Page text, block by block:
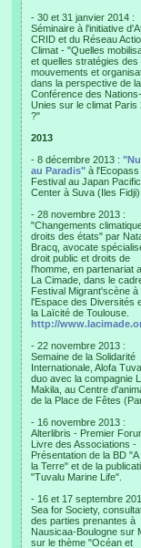
- 30 et 31 janvier 2014 :
Séminaire à l'initiative
CRID et du Réseau
Climat - "Quelles
et quelles stratégies des
mouvements et
dans la perspective de la
Conférence des Nations-
Unies sur le climat Paris
?"
2013
- 8 décembre 2013 :
au Paradis" à l'Ecopass
Festival au Japan
Center à Suva (Iles Fidji)
- 28 novembre 2013 :
"Changements
droits des états" par
Bracq, avocate
droit public et droits de
l'homme, en partenariat
La Cimade, dans le
Festival Migrant'scène à
l'Espace des Diversités
la Laïcité de Toulouse.
http://
- 22 novembre 2013 :
Semaine de la Solidarité
Internationale, Alofa
duo avec la compagnie
Makila, au Centre
de la Place de Fêtes
- 16 novembre 2013 :
Alterlibris - Premier
Livre des Associations -
Présentation de la BD "A
la Terre" et de la
"Tuvalu Marine Life".
- 16 et 17 septembre
Sea for Society,
des parties prenantes à
Nausicaa-Boulogne sur
sur le thème "Océan et